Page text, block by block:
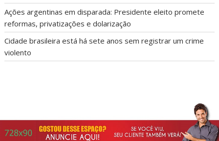
Ações argentinas em disparada: Presidente eleito promete
reformas, privatizações e dolarização
Cidade brasileira está há sete anos sem registrar um crime
violento